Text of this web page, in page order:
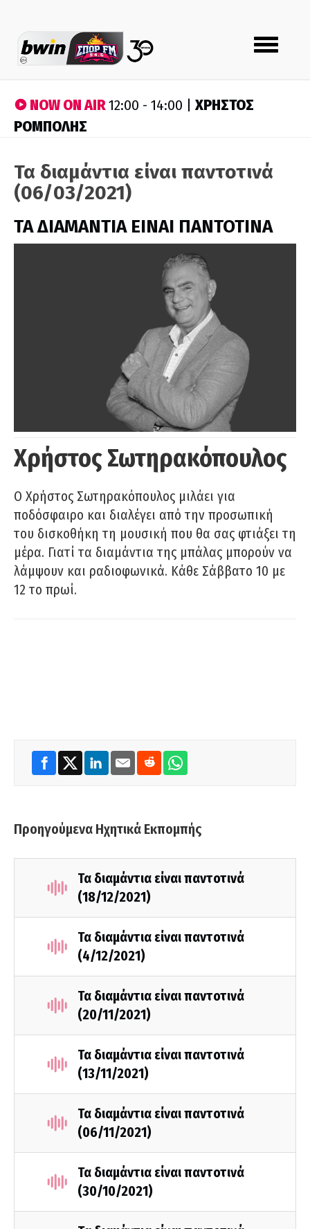
Toggle
navigation
NOW ON AIR12:00 - 14:00 | ΧΡΗΣΤΟΣ
ΡΟΜΠΟΛΗΣ
Τα διαμάντια είναι παντοτινά
(06/03/2021)
ΤΑ ΔΙΑΜΑΝΤΙΑ ΕΙΝΑΙ ΠΑΝΤΟΤΙΝΑ
Χρήστος Σωτηρακόπουλος
Ο Χρήστος Σωτηρακόπουλος μιλάει για
ποδόσφαιρο και διαλέγει από την προσωπική
του δισκοθήκη τη μουσική που θα σας φτιάξει τη
μέρα. Γιατί τα διαμάντια της μπάλας μπορούν να
λάμψουν και ραδιοφωνικά. Κάθε Σάββατο 10 με
12 το πρωί.
Προηγούμενα Ηχητικά Εκπομπής
Τα διαμάντια είναι παντοτινά
(18/12/2021)
Τα διαμάντια είναι παντοτινά
(4/12/2021)
Τα διαμάντια είναι παντοτινά
(20/11/2021)
Τα διαμάντια είναι παντοτινά
(13/11/2021)
Τα διαμάντια είναι παντοτινά
(06/11/2021)
Τα διαμάντια είναι παντοτινά
(30/10/2021)